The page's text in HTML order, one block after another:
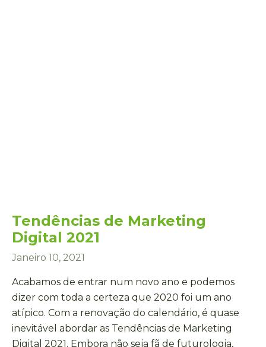
Tendências de Marketing
Digital 2021
Janeiro 10, 2021
Acabamos de entrar num novo ano e podemos
dizer com toda a certeza que 2020 foi um ano
atípico. Com a renovação do calendário, é quase
inevitável abordar as Tendências de Marketing
Digital 2021. Embora não seja fã de futurologia,